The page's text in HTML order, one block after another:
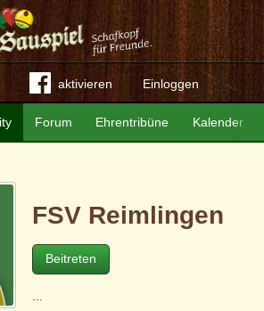
aktivieren Einloggen
Forum Ehrentribüne Kalender
FSV Reimlingen
Beitreten